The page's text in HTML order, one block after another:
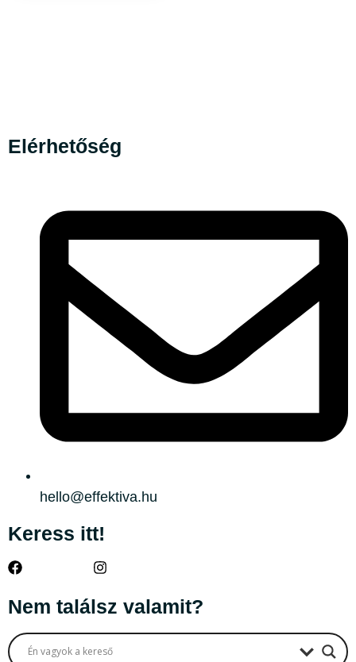
Elérhetőség
hello@effektiva.hu
Keress itt!
Nem találsz valamit?